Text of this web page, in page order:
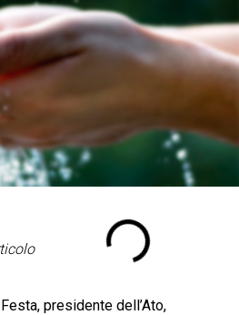
presidente dell’Ato,